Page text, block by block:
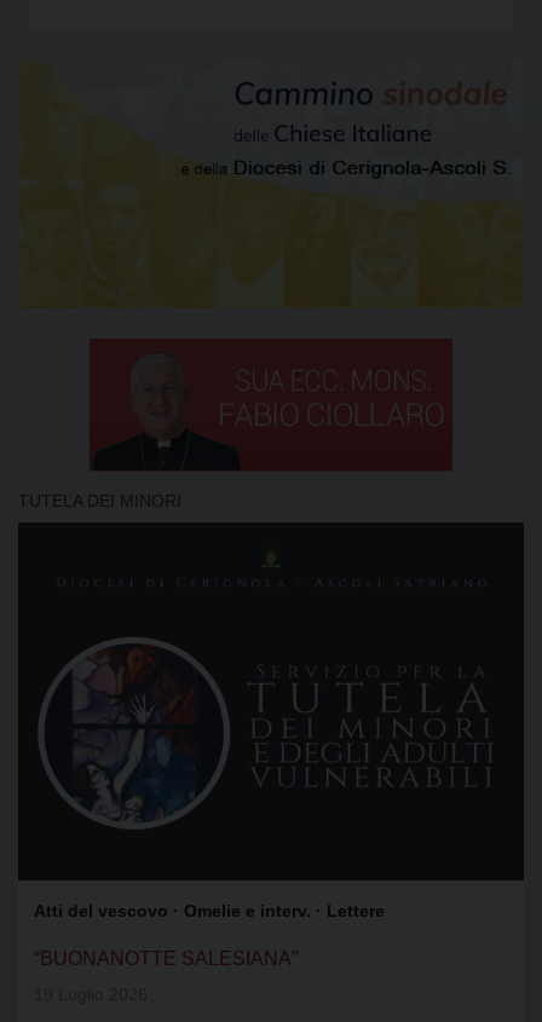
TUTELA DEI MINORI
Atti del vescovo · Omelie e interv. · Lettere
“BUONANOTTE SALESIANA”